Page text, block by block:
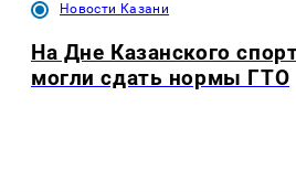
Новости Казани
На Дне Казанского
могли сдать нормы ГТО